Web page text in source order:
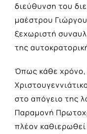
διεύθυνση του
μαέστρου
ξεχωριστή
της
Όπως κάθε χρόνο,
στο απόγειο της
Παραμονή
πλέον